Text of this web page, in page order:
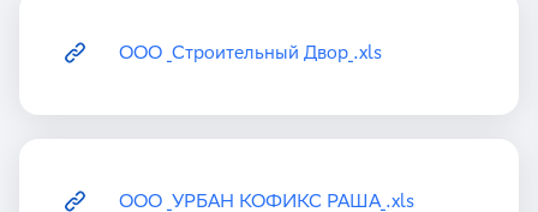
ООО _Строительный Двор_.xls
ООО _УРБАН КОФИКС РАША_.xls